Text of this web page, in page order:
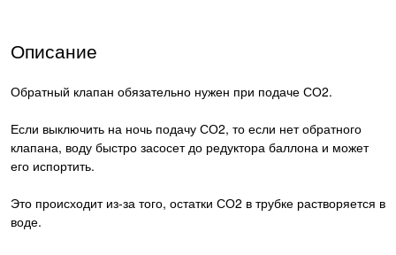
Описание
Обратный клапан обязательно нужен при подаче СО2.
Если выключить на ночь подачу СО2, то если нет обратного
клапана, воду быстро засосет до редуктора баллона и может
его испортить.
Это происходит из-за того, остатки СО2 в трубке растворяется в
воде.